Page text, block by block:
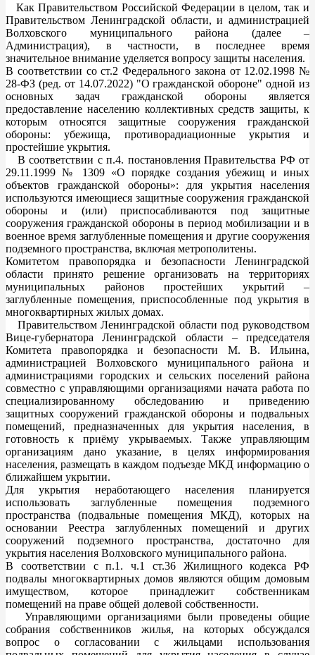
Как Правительством Российской Федерации в целом, так и
Правительством Ленинградской области, и администрацией
Волховского муниципального района (далее –
Администрация), в частности, в последнее время
значительное внимание уделяется вопросу защиты населения.
В соответствии со ст.2 Федерального закона от 12.02.1998 №
28-ФЗ (ред. от 14.07.2022) "О гражданской обороне" одной из
основных задач гражданской обороны является
предоставление населению коллективных средств защиты, к
которым относятся защитные сооружения гражданской
обороны: убежища, противорадиационные укрытия и
простейшие укрытия.
В соответствии с п.4. постановления Правительства РФ от
29.11.1999 № 1309 «О порядке создания убежищ и иных
объектов гражданской обороны»: для укрытия населения
используются имеющиеся защитные сооружения гражданской
обороны и (или) приспосабливаются под защитные
сооружения гражданской обороны в период мобилизации и в
военное время заглубленные помещения и другие сооружения
подземного пространства, включая метрополитены.
Комитетом правопорядка и безопасности Ленинградской
области принято решение организовать на территориях
муниципальных районов простейших укрытий –
заглубленные помещения, приспособленные под укрытия в
многоквартирных жилых домах.
Правительством Ленинградской области под руководством
Вице-губернатора Ленинградской области – председателя
Комитета правопорядка и безопасности М. В. Ильина,
администрацией Волховского муниципального района и
администрациями городских и сельских поселений района
совместно с управляющими организациями начата работа по
специализированному обследованию и приведению
защитных сооружений гражданской обороны и подвальных
помещений, предназначенных для укрытия населения, в
готовность к приёму укрываемых. Также управляющим
организациям дано указание, в целях информирования
населения, размещать в каждом подъезде МКД информацию о
ближайшем укрытии.
Для укрытия неработающего населения планируется
использовать заглубленные помещения подземного
пространства (подвальные помещения МКД), которых на
основании Реестра заглубленных помещений и других
сооружений подземного пространства, достаточно для
укрытия населения Волховского муниципального района.
В соответствии с п.1. ч.1 ст.36 Жилищного кодекса РФ
подвалы многоквартирных домов являются общим домовым
имуществом, которое принадлежит собственникам
помещений на праве общей долевой собственности.
Управляющими организациями были проведены общие
собрания собственников жилья, на которых обсуждался
вопрос о согласовании с жильцами использования